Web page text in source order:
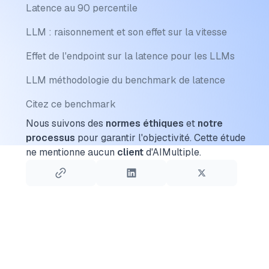
Latence au 90 percentile
LLM : raisonnement et son effet sur la vitesse
Effet de l'endpoint sur la latence pour les LLMs
LLM méthodologie du benchmark de latence
Citez ce benchmark
Nous suivons des normes éthiques et notre
processus pour garantir l'objectivité. Cette étude
ne mentionne aucun clientd'AIMultiple.